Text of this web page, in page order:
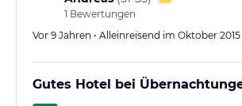
1 Bewertungen
Vor 9 Jahren • Alleinreisend im Oktober 2015
Gutes Hotel bei